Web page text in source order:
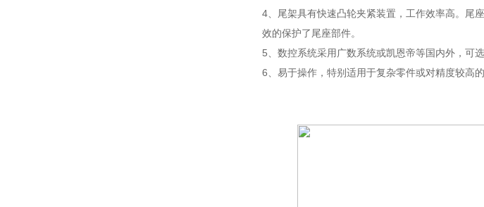
4、尾架具有快速凸轮夹紧装置，工作效率高。尾
效的保护了尾座部件。
5、数控系统采用广数系统或凯恩帝等国内外，可
6、易于操作，特别适用于复杂零件或对精度较高